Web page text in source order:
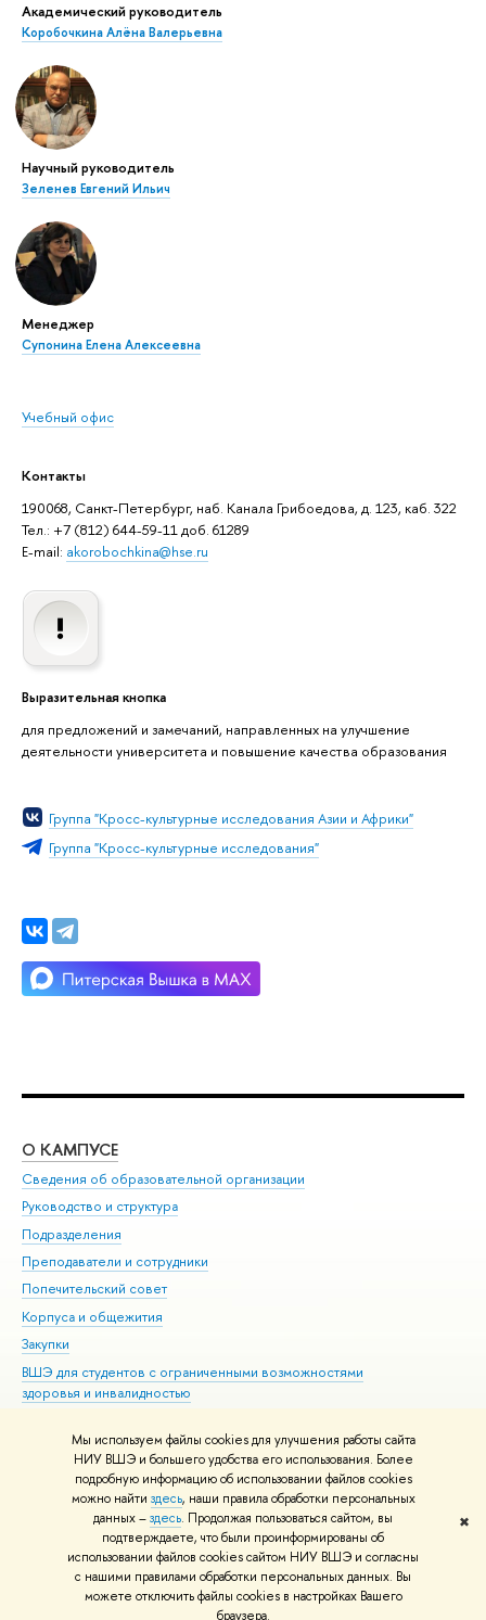
Мы используем файлы cookies для улучшения работы сайта
НИУ ВШЭ и большего удобства его использования. Более
подробную информацию об использовании файлов cookies
можно найти здесь, наши правила обработки персональных
данных –здесь. Продолжая пользоваться сайтом, вы
подтверждаете, что были проинформированы об
использовании файлов cookies сайтом НИУ ВШЭ и согласны
с нашими правилами обработки персональных данных. Вы
можете отключить файлы cookies в настройках Вашего
браузера.
✖
Академический руководитель
Коробочкина Алёна Валерьевна
Научный руководитель
Зеленев Евгений Ильич
Менеджер
Супонина Елена Алексеевна
Учебный офис
Контакты
190068, Санкт-Петербург, наб. Канала Грибоедова, д. 123, каб. 322
Тел.: +7 (812) 644-59-11 доб. 61289
E-mail: akorobochkina@hse.ru
Выразительная кнопка
для предложений и замечаний, направленных на улучшение
деятельности университета и повышение качества образования
Группа "Кросс-культурные исследования Азии и Африки"
Группа "Кросс-культурные исследования"
О КАМПУСЕ
Сведения об образовательной организации
Руководство и структура
Подразделения
Преподаватели и сотрудники
Попечительский совет
Корпуса и общежития
Закупки
ВШЭ для студентов с ограниченными возможностями
здоровья и инвалидностью
Единая платежная страница
© НИУ ВШЭ 1993–2026 Адреса и контакты Условия использования
материалов Политика конфиденциальности Карта сайта
Шрифты HSE Sans и HSE Slab разработаны вШколе дизайна НИУ ВШЭ